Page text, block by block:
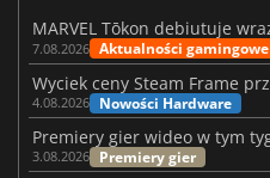
7.08.2026 Aktualności gamingowe
4.08.2026 Nowości Hardware
3.08.2026 Premiery gier